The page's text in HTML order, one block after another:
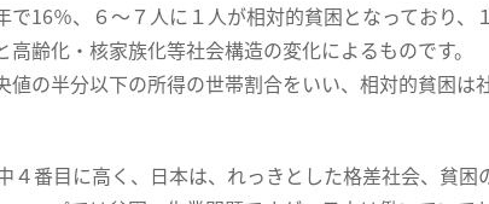
で16％、６〜７人に１人が相対的貧困となっており、
齢化・核家族化等社会構造の変化によるものです。
の半分以下の所得の世帯割合をいい、相対的貧困は
４番目に高く、日本は、れっきとした格差社会、貧